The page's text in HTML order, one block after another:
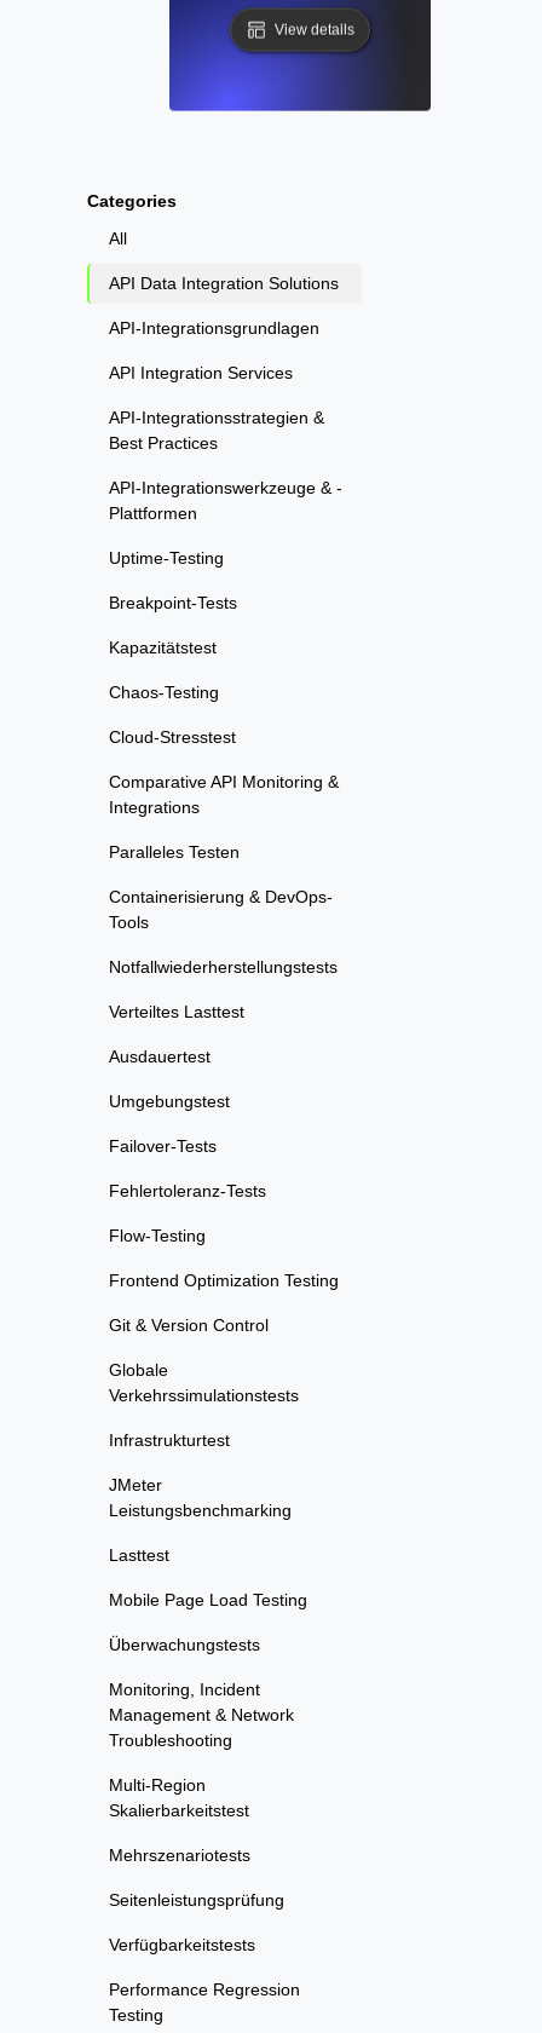
Categories
All
API Data Integration Solutions
API-Integrationsgrundlagen
API Integration Services
API-Integrationsstrategien &
Best Practices
API-Integrationswerkzeuge & -
Plattformen
Uptime-Testing
Breakpoint-Tests
Kapazitätstest
Chaos-Testing
Cloud-Stresstest
Comparative API Monitoring &
Integrations
Paralleles Testen
Containerisierung & DevOps-
Tools
Notfallwiederherstellungstests
Verteiltes Lasttest
Ausdauertest
Umgebungstest
Failover-Tests
Fehlertoleranz-Tests
Flow-Testing
Frontend Optimization Testing
Git & Version Control
Globale
Verkehrssimulationstests
Infrastrukturtest
JMeter
Leistungsbenchmarking
Lasttest
Mobile Page Load Testing
Überwachungstests
Monitoring, Incident
Management & Network
Troubleshooting
Multi-Region
Skalierbarkeitstest
Mehrszenariotests
Seitenleistungsprüfung
Verfügbarkeitstests
Performance Regression
Testing
View details